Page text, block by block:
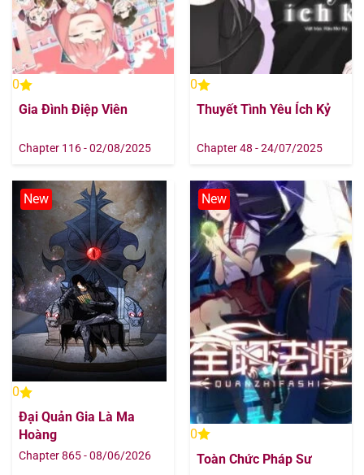
Chapter 146 18/08/2025
Chapter 145 18/08/2025
Chapter 141 18/08/2025
Chapter 140 18/08/2025
Chapter 139 18/08/2025
Chapter 138 18/08/2025
Chapter 137 18/08/2025
Chapter 136 18/08/2025
Chapter 135 18/08/2025
0
Gia Đình Điệp Viên
Chapter 116 - 02/08/2025
0
Thuyết Tình Yêu Ích Kỷ
Chapter 48 - 24/07/2025
New
0
Đại Quản Gia Là Ma
Hoàng
Chapter 865 - 08/06/2026
New
0
Toàn Chức Pháp Sư